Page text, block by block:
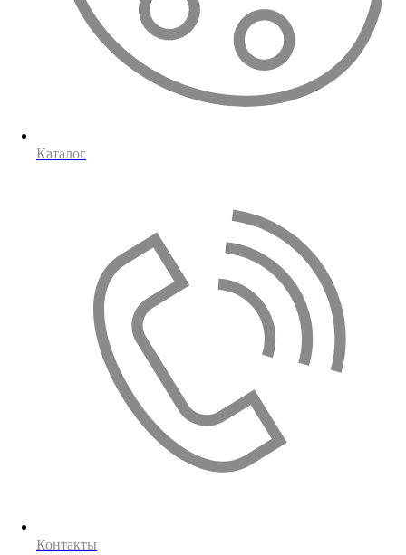
Каталог
Контакты